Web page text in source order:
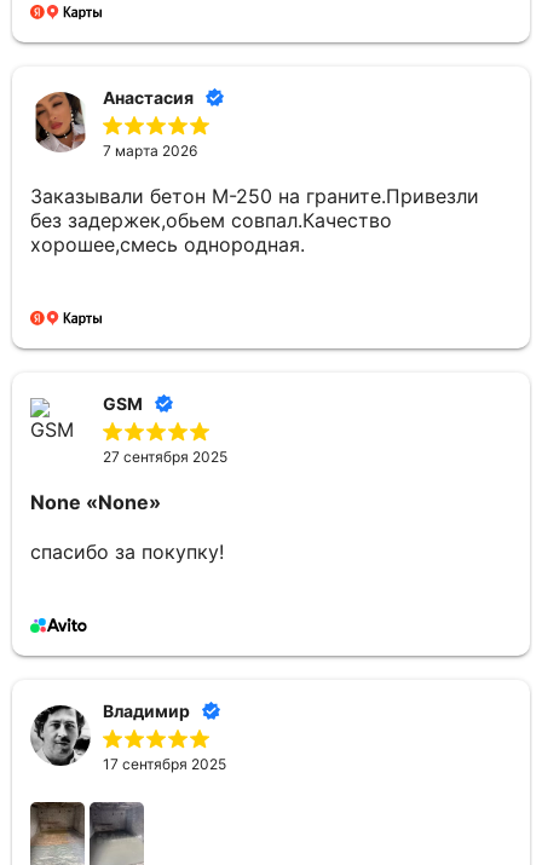
Анастасия
7 марта 2026
Заказывали бетон М-250 на граните.Привезли
без задержек,обьем совпал.Качество
хорошее,смесь однородная.
GSM
27 сентября 2025
None «None»
спасибо за покупку!
Владимир
17 сентября 2025